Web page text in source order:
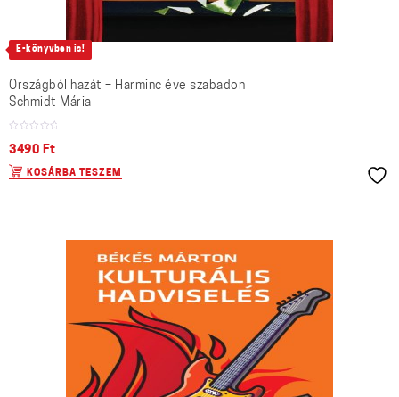
E-könyvben is!
Országból hazát – Harminc éve szabadon
Schmidt Mária
3490 Ft
KOSÁRBA TESZEM